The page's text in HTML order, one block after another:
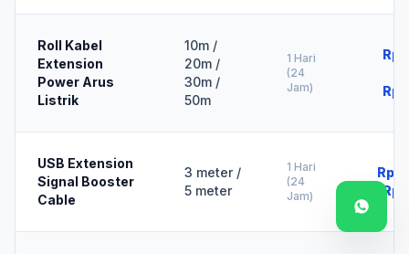
Roll Kabel
Extension
Power Arus
Listrik
10m /
20m /
30m /
50m
1 Hari
(24
Jam)
USB Extension
Signal Booster
Cable
3 meter /
5 meter
1 Hari
(24
Jam)